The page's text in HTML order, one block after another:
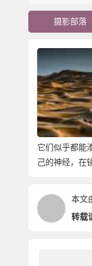
摄影部落
它们似乎都能
己的神经，在
本文
转载